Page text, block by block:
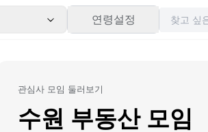
연령설정
관심사 모임 둘러보기
수원 부동산 모임